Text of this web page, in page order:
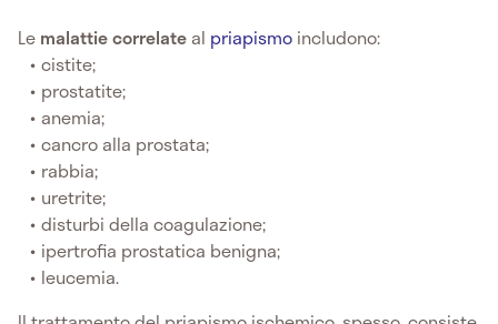
Le malattie correlate al priapismo includono:
cistite;
prostatite;
anemia;
cancro alla prostata;
rabbia;
uretrite;
disturbi della coagulazione;
ipertrofia prostatica benigna;
leucemia.